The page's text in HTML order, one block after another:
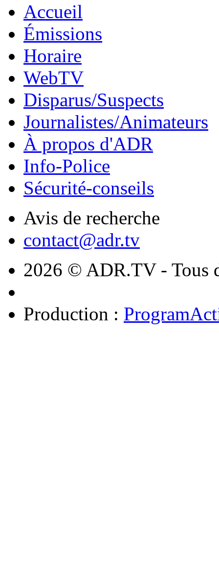
Accueil
Émissions
Horaire
WebTV
Disparus/Suspects
Journalistes/Animateurs
À propos d'ADR
Info-Police
Sécurité-conseils
Avis de recherche
contact@adr.tv
2026 © ADR.TV - Tous
Production :